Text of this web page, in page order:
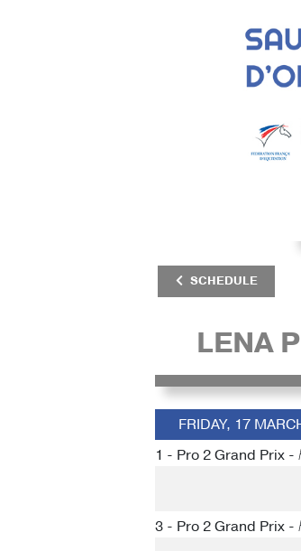
SCHEDULE
LENA
FRIDAY, 17
1 - Pro 2 Grand Prix -
3 - Pro 2 Grand Prix -